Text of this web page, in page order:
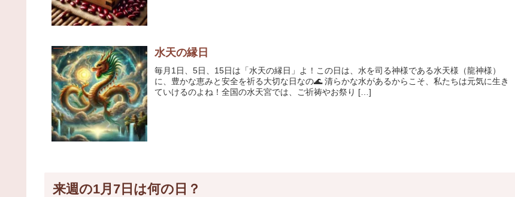
水天の縁日
毎月1日、5日、15日は「水天の縁日」よ！この日は、水を司る神様である水天様（龍神様）
に、豊かな恵みと安全を祈る大切な日なの🌊 清らかな水があるからこそ、私たちは元気に生き
ていけるのよね！全国の水天宮では、ご祈祷やお祭り […]
来週の1月7日は何の日？